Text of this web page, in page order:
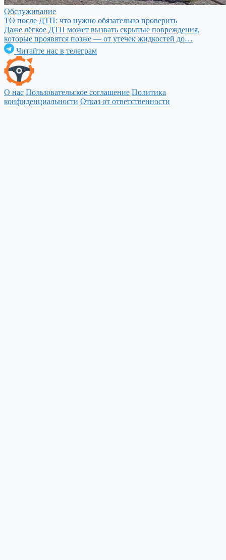
Обслуживание
ТО после ДТП: что нужно обязательно проверить
Даже лёгкое ДТП может вызвать скрытые повреждения,
которые проявятся позже — от утечек жидкостей до…
Читайте нас в телеграм
О нас Пользовательское соглашение Политика
конфиденциальности Отказ от ответственности